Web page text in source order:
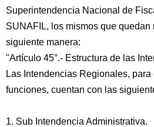
Superintendencia Nacional de
SUNAFIL, los mismos que quedan
siguiente manera:
"Artículo 45°.- Estructura de las
Las Intendencias Regionales,
funciones, cuentan con las
1. Sub Intendencia Administrativa.